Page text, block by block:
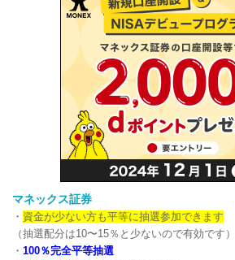
マネックス証券
・ 資金が少ない方も平等に抽選参加できます
（抽選配分は10〜15％と少ないので有効です）
・ 100％完全平等抽選